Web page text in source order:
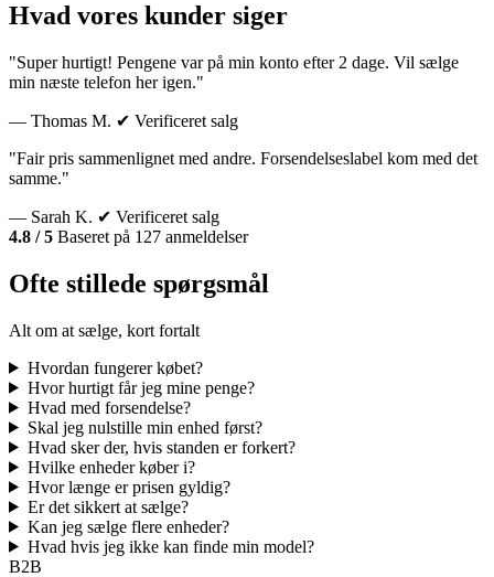
Hvad vores kunder siger
"Super hurtigt! Pengene var på min konto efter 2 dage. Vil sælge
min næste telefon her igen."
— Thomas M. ✔ Verificeret salg
"Fair pris sammenlignet med andre. Forsendelseslabel kom med det
samme."
— Sarah K. ✔ Verificeret salg
4.8 / 5 Baseret på 127 anmeldelser
Ofte stillede spørgsmål
Alt om at sælge, kort fortalt
Hvordan fungerer købet?
Hvor hurtigt får jeg mine penge?
Hvad med forsendelse?
Skal jeg nulstille min enhed først?
Hvad sker der, hvis standen er forkert?
Hvilke enheder køber i?
Hvor længe er prisen gyldig?
Er det sikkert at sælge?
Kan jeg sælge flere enheder?
Hvad hvis jeg ikke kan finde min model?
B2B